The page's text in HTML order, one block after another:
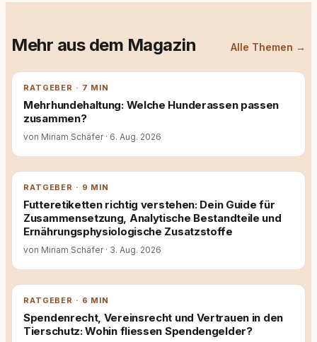
Mehr aus dem Magazin Alle Themen →
RATGEBER · 7 MIN
Mehrhundehaltung: Welche Hunderassen passen
zusammen?
von Miriam Schäfer · 6. Aug. 2026
RATGEBER · 9 MIN
Futteretiketten richtig verstehen: Dein Guide für
Zusammensetzung, Analytische Bestandteile und
Ernährungsphysiologische Zusatzstoffe
von Miriam Schäfer · 3. Aug. 2026
RATGEBER · 6 MIN
Spendenrecht, Vereinsrecht und Vertrauen in den
Tierschutz: Wohin fliessen Spendengelder?